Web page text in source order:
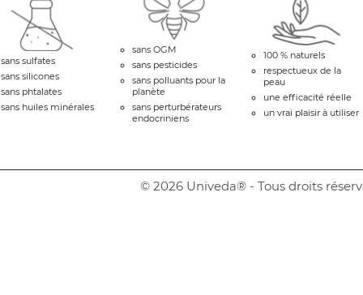
sans sulfates
sans silicones
sans phtalates
sans huiles minérales
sans OGM
sans pesticides
sans polluants pour la
planète
sans perturbérateurs
endocriniens
100 % naturels
respectueux de la
peau
une efficacité réelle
un vrai plaisir à utiliser
© 2026 Univeda® - Tous droits